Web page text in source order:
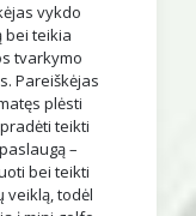
vykdo
bei teikia
tvarkymo
Pareiškėjas
plėsti
teikti
–
bei teikti
veiklą, todėl